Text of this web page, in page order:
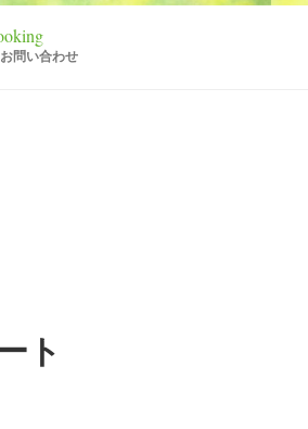
問い合わせ
ト